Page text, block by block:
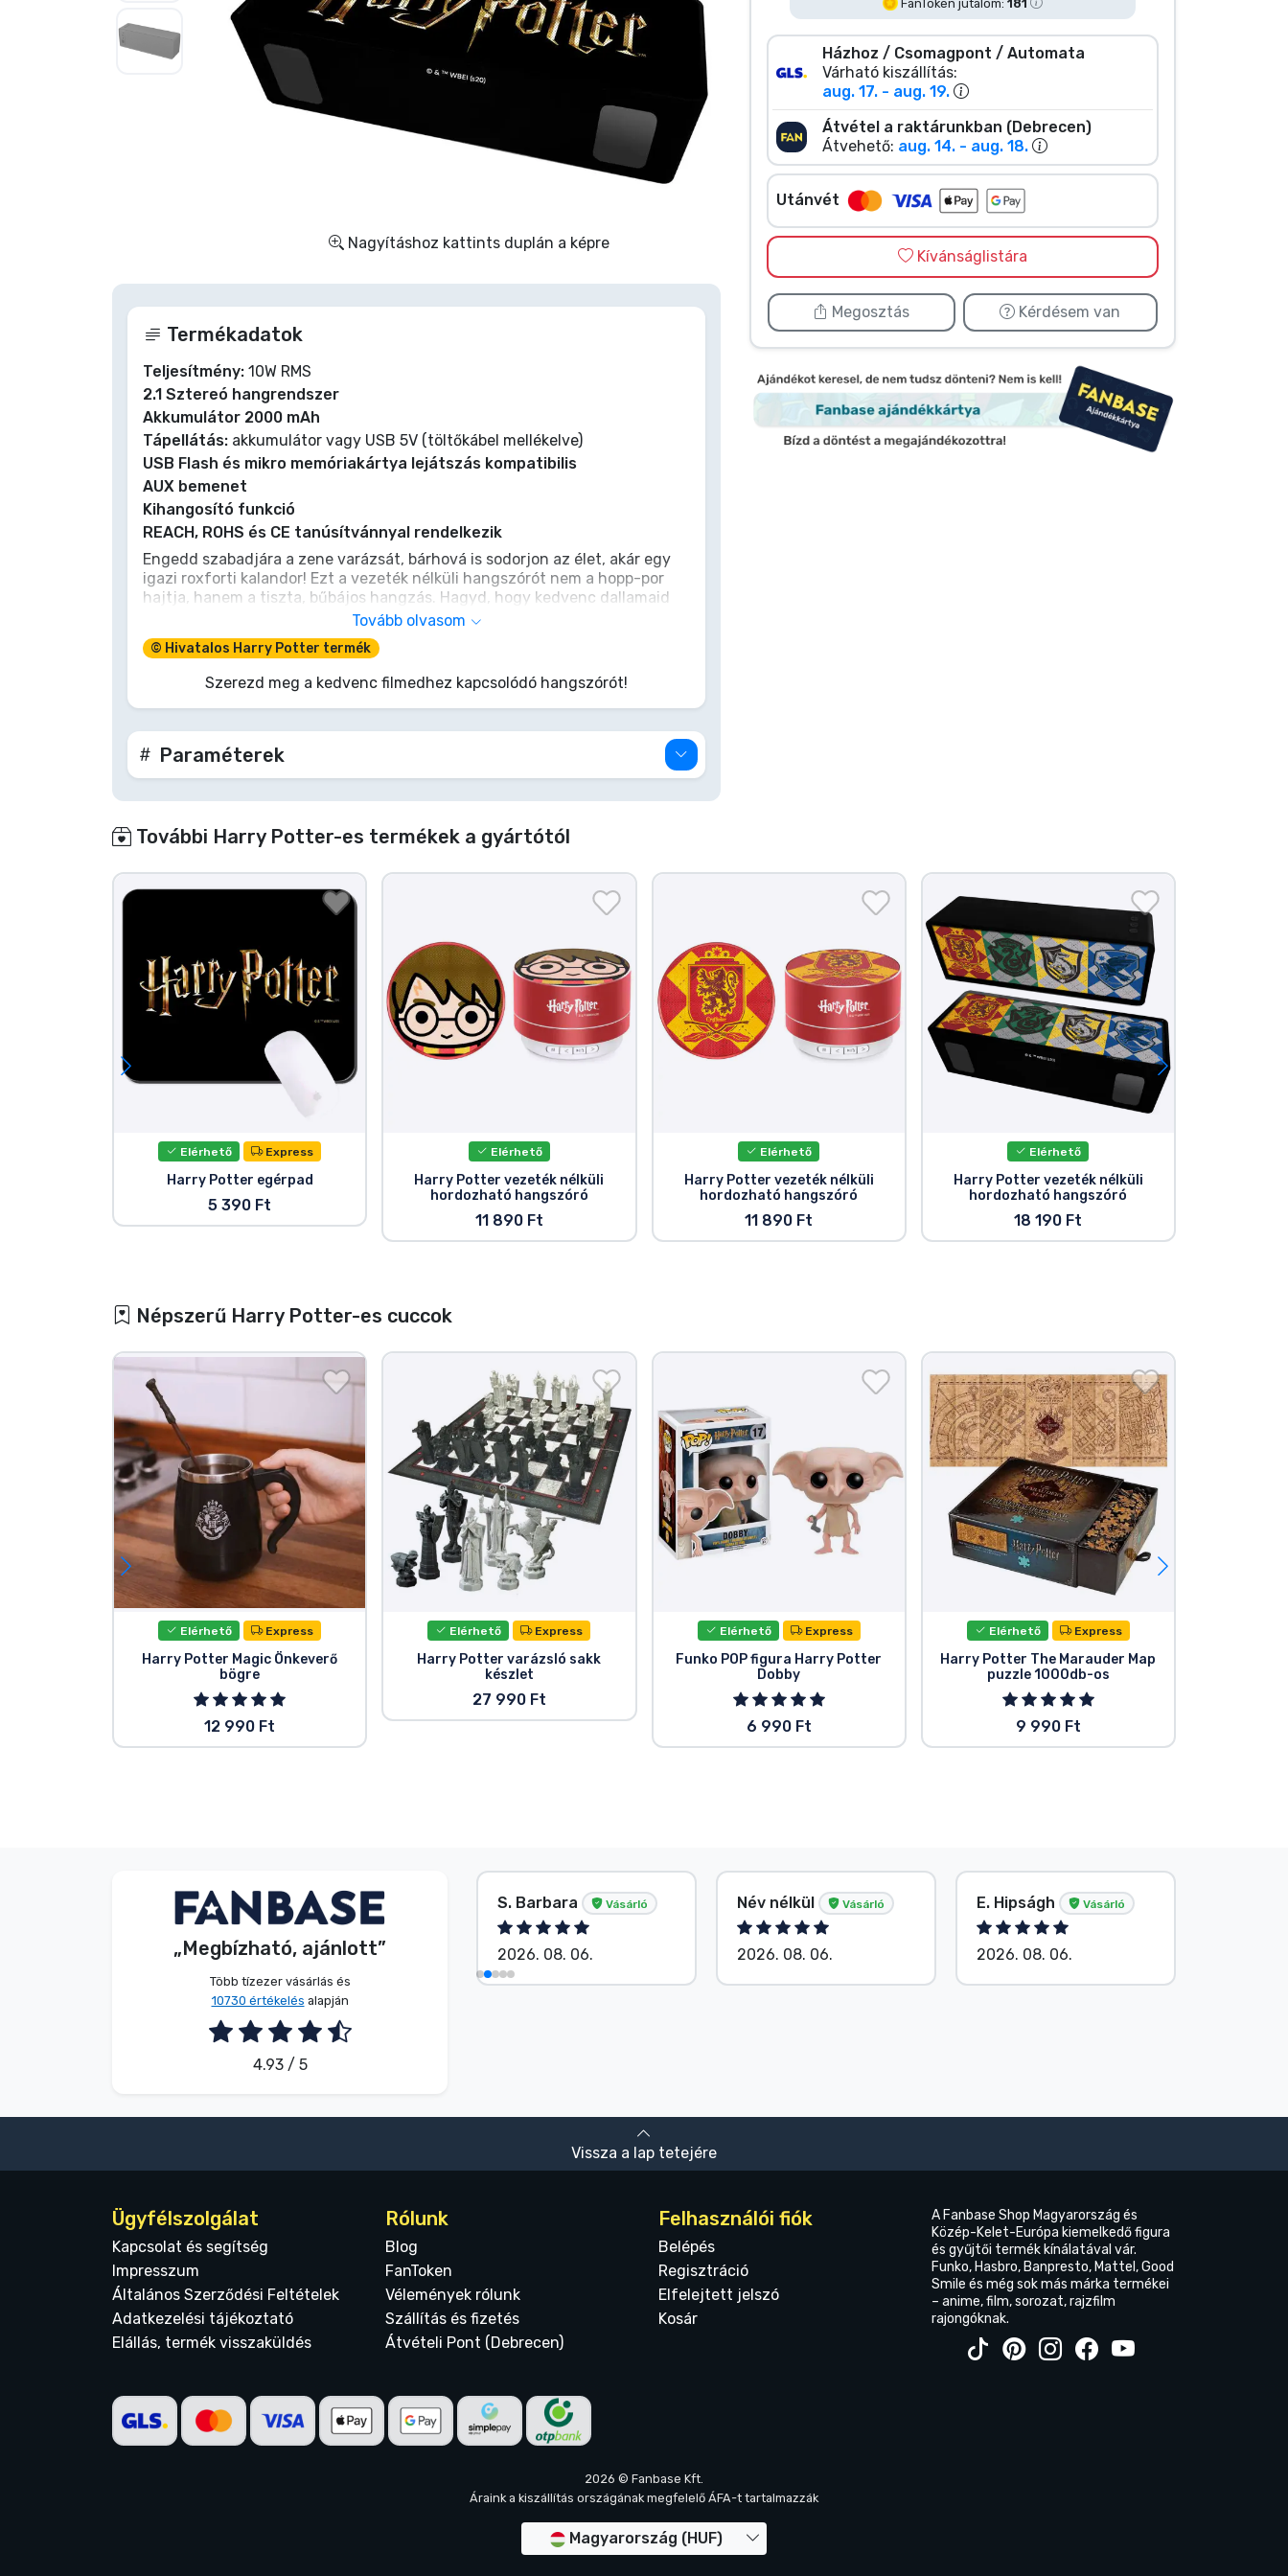
Nagyításhoz kattints duplán a képre
FanToken jutalom: 181
Házhoz / Csomagpont / Automata
Várható kiszállítás:
aug. 17. - aug. 19.
Átvétel a raktárunkban (Debrecen)
Átvehető: aug. 14. - aug. 18.
Utánvét
Kívánságlistára
Megosztás Kérdésem van
Termékadatok
Teljesítmény: 10W RMS
2.1 Sztereó hangrendszer
Akkumulátor 2000 mAh
Tápellátás: akkumulátor vagy USB 5V (töltőkábel mellékelve)
USB Flash és mikro memóriakártya lejátszás kompatibilis
AUX bemenet
Kihangosító funkció
REACH, ROHS és CE tanúsítvánnyal rendelkezik
Engedd szabadjára a zene varázsát, bárhová is sodorjon az élet, akár egy
igazi roxforti kalandor! Ezt a vezeték nélküli hangszórót nem a hopp-por
hajtja, hanem a tiszta, bűbájos hangzás. Hagyd, hogy kedvenc dallamaid
varázslatot hints a mugli világra, vagy teremts tökéletes hangulatot
kedvenc fejezeteid újraolvasásához. Megbízhatóbb, mint egy
nefeleddgömb a jó hangulat megteremtésében. Szerezd be, és hagyd,
hogy a varázsvilág zenéje mindenhová elkísérjen!
Tovább olvasom
© Hivatalos Harry Potter termék
Szerezd meg a kedvenc filmedhez kapcsolódó hangszórót!
Paraméterek
További Harry Potter-es termékek a gyártótól
Elérhető Express
Harry Potter egérpad
5 390 Ft
Elérhető
Harry Potter vezeték nélküli
hordozható hangszóró
11 890 Ft
Elérhető
Harry Potter vezeték nélküli
hordozható hangszóró
11 890 Ft
Elérhető
Harry Potter vezeték nélküli
hordozható hangszóró
18 190 Ft
Népszerű Harry Potter-es cuccok
Elérhető Express
Harry Potter Magic Önkeverő
bögre
12 990 Ft
Elérhető Express
Harry Potter varázsló sakk
készlet
27 990 Ft
Elérhető Express
Funko POP figura Harry Potter
Dobby
6 990 Ft
Elérhető Express
Harry Potter The Marauder Map
puzzle 1000db-os
9 990 Ft
„Megbízható, ajánlott”
Több tízezer vásárlás és
10730 értékelés alapján
4.93 / 5
V. Éva Vásárló
2026. 08. 06.
S. Barbara Vásárló
2026. 08. 06.
Név nélkül Vásárló
2026. 08. 06.
E. Hipságh Vásárló
2026. 08. 06.
Vissza a lap tetejére
Ügyfélszolgálat
Kapcsolat és segítség
Impresszum
Általános Szerződési Feltételek
Adatkezelési tájékoztató
Elállás, termék visszaküldés
Rólunk
Blog
FanToken
Vélemények rólunk
Szállítás és fizetés
Átvételi Pont (Debrecen)
Felhasználói fiók
Belépés
Regisztráció
Elfelejtett jelszó
Kosár
A Fanbase Shop Magyarország és
Közép-Kelet-Európa kiemelkedő figura
és gyűjtői termék kínálatával vár.
Funko, Hasbro, Banpresto, Mattel, Good
Smile és még sok más márka termékei
– anime, film, sorozat, rajzfilm
rajongóknak.
2026 © Fanbase Kft.
Áraink a kiszállítás országának megfelelő ÁFA-t tartalmazzák
Magyarország (HUF)
Gamer cuccok
Sportos cuccok
Zenés cuccok
Terméktípusok